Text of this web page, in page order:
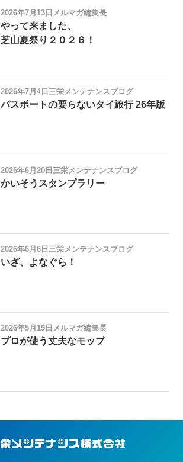
2026年7月13日 メルマガ編集長
やって来ました、
芝山夏祭り２０２６！
2026年7月4日 三栄メンテナンスブログ
パスポートの要らないタイ旅行 26年版
2026年6月20日 三栄メンテナンスブログ
かいそうスタンプラリー
2026年6月6日 三栄メンテナンスブログ
いざ、よなぐら！
2026年5月19日 メルマガ編集長
プロが使う丈夫なモップ